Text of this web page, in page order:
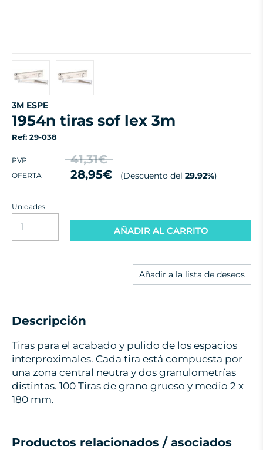
3M ESPE
1954n tiras sof lex 3m
Ref: 29-038
PVP 41,31€
OFERTA 28,95€ (Descuento del 29.92%)
Unidades
AÑADIR AL CARRITO
Añadir a la lista de deseos
Descripción
Tiras para el acabado y pulido de los espacios
interproximales. Cada tira está compuesta por
una zona central neutra y dos granulometrías
distintas. 100 Tiras de grano grueso y medio 2 x
180 mm.
Productos relacionados / asociados